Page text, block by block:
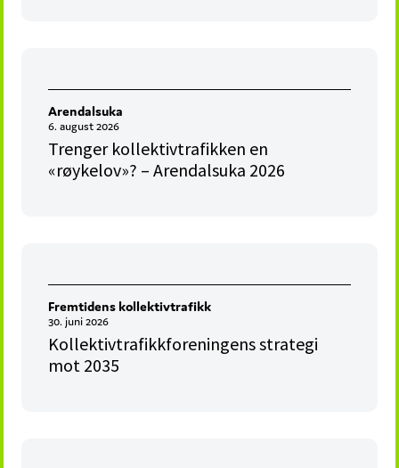
Arendalsuka
6. august 2026
Trenger kollektivtrafikken en
«røykelov»? – Arendalsuka 2026
Fremtidens kollektivtrafikk
30. juni 2026
Kollektivtrafikkforeningens strategi
mot 2035